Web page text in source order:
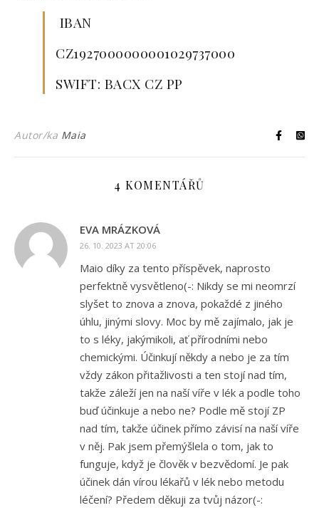
IBAN
CZ1927000000001029737000
SWIFT: BACX CZ PP
Autor/ka Maia
4 KOMENTÁŘŮ
EVA MRÁZKOVÁ
26. 10. 2023 AT 20:06
Maio díky za tento příspěvek, naprosto
perfektně vysvětleno(-: Nikdy se mi neomrzí
slyšet to znova a znova, pokaždé z jiného
úhlu, jinými slovy. Moc by mě zajímalo, jak je
to s léky, jakýmikoli, ať přírodními nebo
chemickými. Účinkují někdy a nebo je za tím
vždy zákon přitažlivosti a ten stojí nad tím,
takže záleží jen na naší víře v lék a podle toho
buď účinkuje a nebo ne? Podle mě stojí ZP
nad tím, takže účinek přímo závisí na naší víře
v něj. Pak jsem přemýšlela o tom, jak to
funguje, když je člověk v bezvědomí. Je pak
účinek dán vírou lékařů v lék nebo metodu
léčení? Předem děkuji za tvůj názor(-: